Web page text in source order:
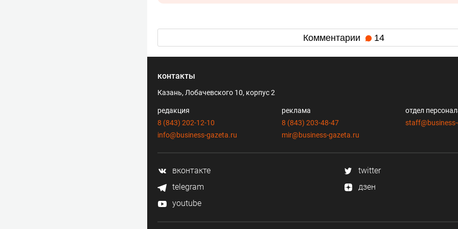
Комментарии 14
контакты
Казань, Лобачевского 10, корпус 2
редакция
8 (843) 202-12-10
info@business-gazeta.ru
реклама
8 (843) 203-48-47
mir@business-gazeta.ru
отдел
вконтакте
twitter
telegram
дзен
youtube